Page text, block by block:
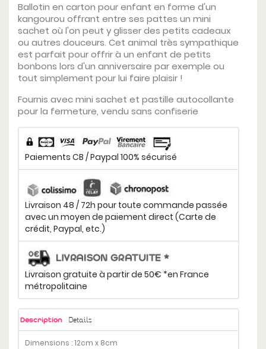
Ballotin en carton pour enfant en forme d'un
kangourou offrant entre ses pattes un mini
sachet où l'on peut y glisser des petits cadeaux
ou autres douceurs. Cet animal très sympathique
est parfait pour offrir à un enfant de petits
bonbons lors d'un anniversaire par exemple ou
tout simplement pour lui faire plaisir !
Fournis avec mini sachet et pastille autocollante
pour la fermeture, vendu sans confiserie
Paiements CB / Paypal 100% sécurisé
Livraison 48 / 72h pour toute commande passée
avec un moyen de paiement direct (Carte de
crédit, Paypal, etc.)
Livraison gratuite à partir de 50€ *en France
métropolitaine
Description Details
Dimensions : 12cm x 8cm